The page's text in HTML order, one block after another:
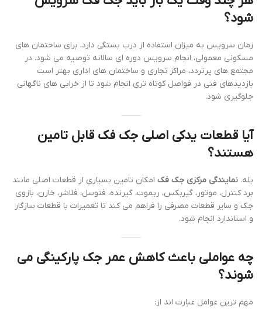
شود؟
زمان سرویس به میزان استفاده از درب بستگی دارد. برای ساختمان های
مسکونی معمولی، انجام سرویس دوره ای سالانه توصیه می شود. در
مجتمع های پرتردد، مراکز تجاری و ساختمان های اداری بهتر است
بازدیدهای فنی در فواصل کوتاه تری انجام شود تا از خرابی های ناگهانی
جلوگیری شود.
آیا قطعات یدکی اصلی جک فک قابل تامین
هستند؟
بله. نمایندگی مرکزی جک فک امکان تامین بسیاری از قطعات اصلی مانند
برد کنترل، موتور، گیربکس، ریموت، گیرنده، فتوسل، فلاشر، خازن، بازوی
جک و سایر قطعات مصرفی را فراهم می کند تا تعمیرات با قطعات سازگار
و استاندارد انجام شود.
چه عواملی باعث کاهش عمر جک پارکینگی می
شوند؟
مهم ترین عوامل عبارت اند از: